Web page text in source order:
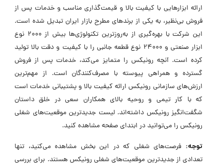
ارائه ابزارهایی با کیفیت بالا و قیمت‌گذاری مناسب و خدمات پس از
فروش بی‌نظیر، به یکی از برندهای مطرح بازار ایران تبدیل شده است.
این شرکت با بهره‌گیری از به‌روزترین تکنولوژی‌ها بیش از ۲۰۰۰ نوع
ابزار صنعتی و ۲۴۰۰۰ نوع قطعه جانبی را با کیفیت و دقت بالا تولید
کرده است. آنچه رونیکس را متمایز می‌کند، خدمات پس از فروش
گسترده و همراهی پیوسته با مصرف‌کنندگان است. از مهم‌ترین
ارزش‌های سازمانی رونیکس ارائه کیفیت بالا و پشتیبانی خدمات است
که با کار تیمی و روحیه بالای همکاران سعی در خلق داستان
شگفت‌انگیز رونیکس داشته‌اند. لیست جدیدترین موقعیت‌های شغلی
رونیکس را می‌توانید در ابتدای صفحه مشاهده کنید.
توجه: فرصت‌های شغلی که در این بخش مشاهده می‌کنید، تنها
تعدادی از جدیدترین موقعیت‌های شغلی رونیکس هستند. برای بررسی